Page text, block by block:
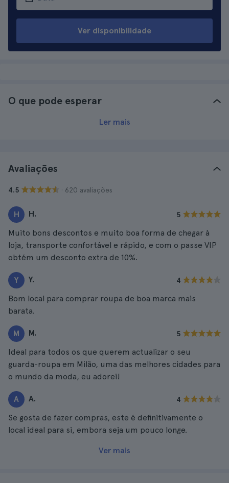
Ver disponibilidade
O que pode esperar
Ler mais
Avaliações
4.5 · 620 avaliações
H H. 5
Muito bons descontos e muito boa forma de chegar à
loja, transporte confortável e rápido, e com o passe VIP
obtém um desconto extra de 10%.
Y Y. 4
Bom local para comprar roupa de boa marca mais
barata.
M M. 5
Ideal para todos os que querem actualizar o seu
guarda-roupa em Milão, uma das melhores cidades para
o mundo da moda, eu adorei!
A A. 4
Se gosta de fazer compras, este é definitivamente o
local ideal para si, embora seja um pouco longe.
Ver mais